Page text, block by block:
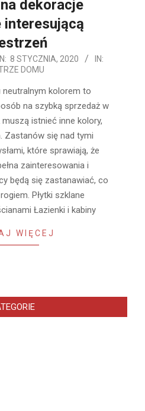
dekoracje
8 STYCZNIA, 2020
IN:
DOMU
neutralnym kolorem to
na szybką sprzedaż w
istnieć inne kolory,
Zastanów się nad tymi
które sprawiają, że
zainteresowania i
będą się zastanawiać, co
Płytki szklane
Łazienki i kabiny
WIĘCEJ